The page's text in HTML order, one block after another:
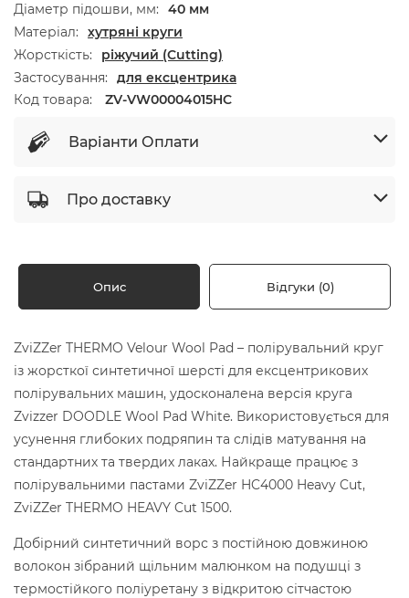
Діаметр підошви, мм
40 мм
Матеріал
хутряні круги
Жорсткість
ріжучий (Cutting)
Застосування
для ексцентрика
Код товара:
ZV-VW00004015HC
Варіанти Оплати
Про доставку
Опис Відгуки (0)
ZviZZer THERMO Velour Wool Pad – полірувальний круг
із жорсткої синтетичної шерсті для ексцентрикових
полірувальних машин, удосконалена версія круга
Zvizzer DOODLE Wool Pad White. Використовується для
усунення глибоких подряпин та слідів матування на
стандартних та твердих лаках. Найкраще працює з
полірувальними пастами ZviZZer HC4000 Heavy Cut,
ZviZZer THERMO HEAVY Cut 1500.
Добірний синтетичний ворс з постійною довжиною
волокон зібраний щільним малюнком на подушці з
термостійкого поліуретану з відкритою сітчастою